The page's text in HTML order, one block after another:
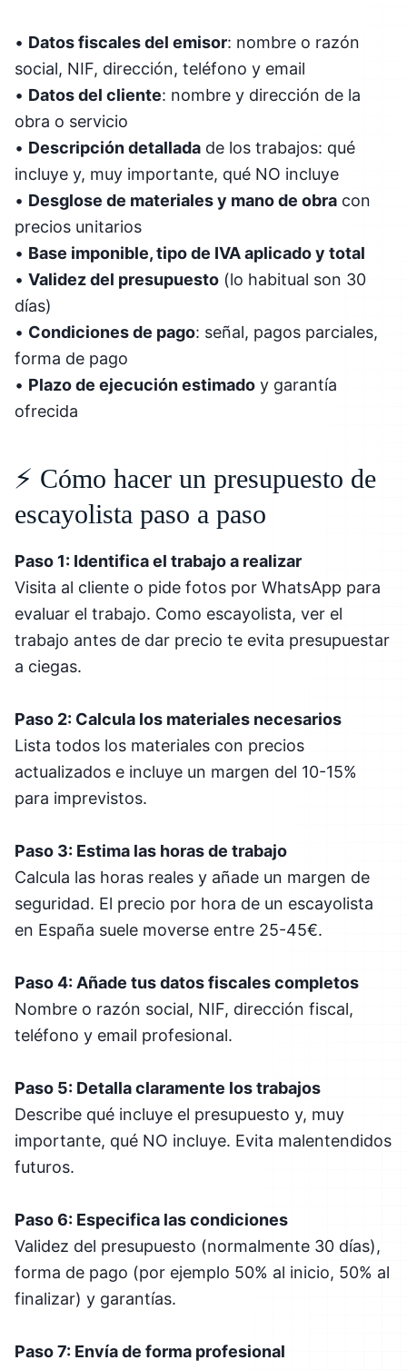
• Datos fiscales del emisor: nombre o razón
social, NIF, dirección, teléfono y email
• Datos del cliente: nombre y dirección de la
obra o servicio
• Descripción detallada de los trabajos: qué
incluye y, muy importante, qué NO incluye
• Desglose de materiales y mano de obra con
precios unitarios
• Base imponible, tipo de IVA aplicado y total
• Validez del presupuesto (lo habitual son 30
días)
• Condiciones de pago: señal, pagos parciales,
forma de pago
• Plazo de ejecución estimado y garantía
ofrecida
⚡ Cómo hacer un presupuesto de
escayolista paso a paso
Paso 1: Identifica el trabajo a realizar
Visita al cliente o pide fotos por WhatsApp para
evaluar el trabajo. Como escayolista, ver el
trabajo antes de dar precio te evita presupuestar
a ciegas.
Paso 2: Calcula los materiales necesarios
Lista todos los materiales con precios
actualizados e incluye un margen del 10-15%
para imprevistos.
Paso 3: Estima las horas de trabajo
Calcula las horas reales y añade un margen de
seguridad. El precio por hora de un escayolista
en España suele moverse entre 25-45€.
Paso 4: Añade tus datos fiscales completos
Nombre o razón social, NIF, dirección fiscal,
teléfono y email profesional.
Paso 5: Detalla claramente los trabajos
Describe qué incluye el presupuesto y, muy
importante, qué NO incluye. Evita malentendidos
futuros.
Paso 6: Especifica las condiciones
Validez del presupuesto (normalmente 30 días),
forma de pago (por ejemplo 50% al inicio, 50% al
finalizar) y garantías.
Paso 7: Envía de forma profesional